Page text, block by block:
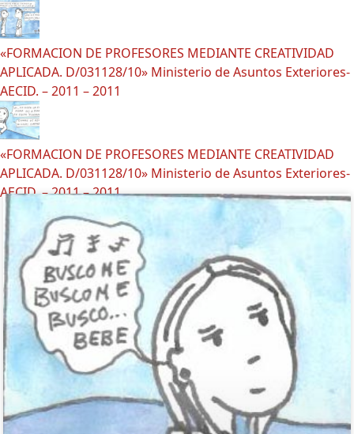
«FORMACION DE PROFESORES MEDIANTE CREATIVIDAD
APLICADA. D/031128/10» Ministerio de Asuntos Exteriores-
AECID. – 2011 – 2011
«FORMACION DE PROFESORES MEDIANTE CREATIVIDAD
APLICADA. D/031128/10» Ministerio de Asuntos Exteriores-
AECID. – 2011 – 2011